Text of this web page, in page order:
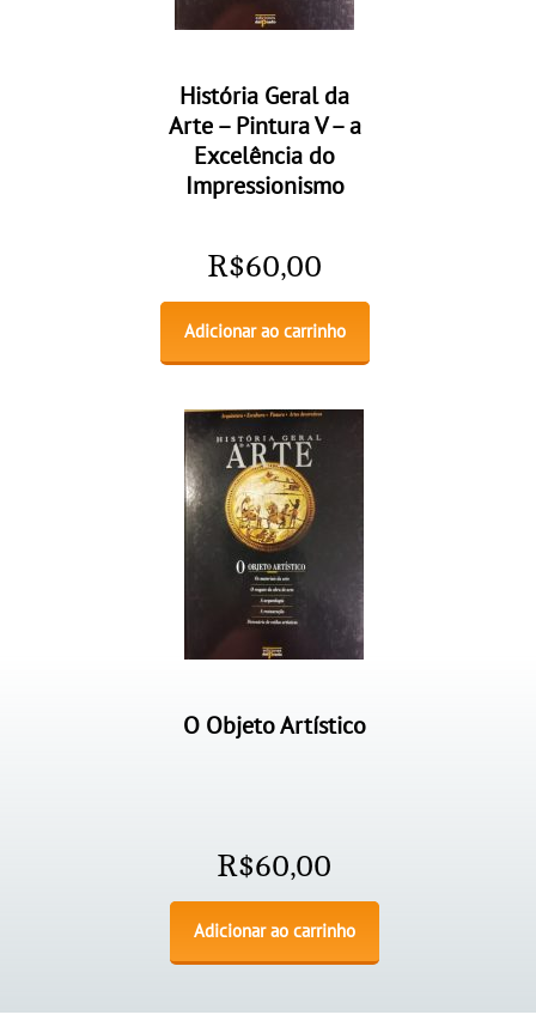
História Geral da
Arte – Pintura V – a
Excelência do
Impressionismo
R$60,00
Adicionar ao carrinho
O Objeto Artístico
R$60,00
Adicionar ao carrinho